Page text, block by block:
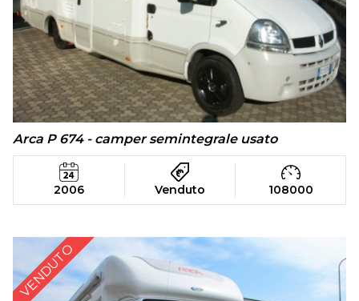
Arca P 674 - camper semintegrale usato
2006 Venduto 108000
VENDUTO